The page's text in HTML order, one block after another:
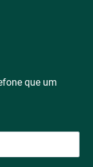
que um